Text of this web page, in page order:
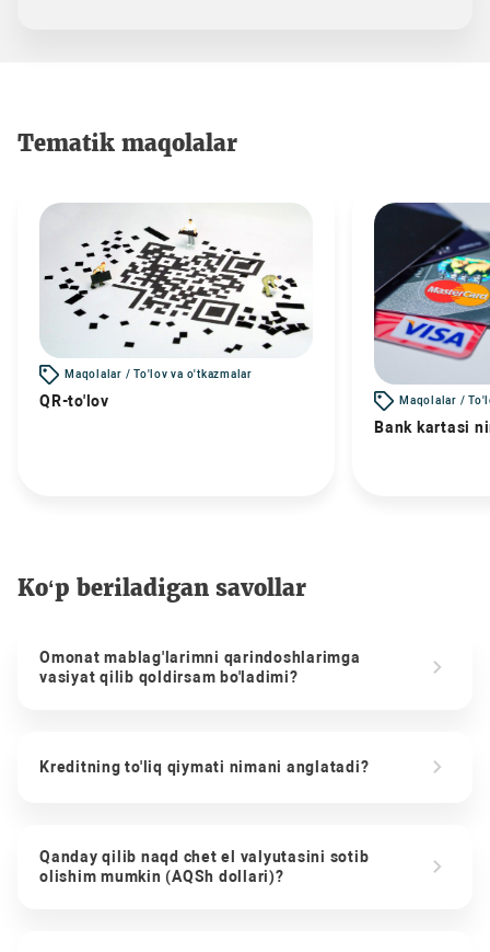
Tematik maqolalar
Maqolalar / To'lov va o'tkazmalar
QR-to'lov Maqolalar /
Bank kartasi
Ko‘p beriladigan savollar
Omonat mablag'larimni qarindoshlarimga
vasiyat qilib qoldirsam bo'ladimi?
Kreditning to'liq qiymati nimani anglatadi?
Qanday qilib naqd chet el valyutasini sotib
olishim mumkin (AQSh dollari)?